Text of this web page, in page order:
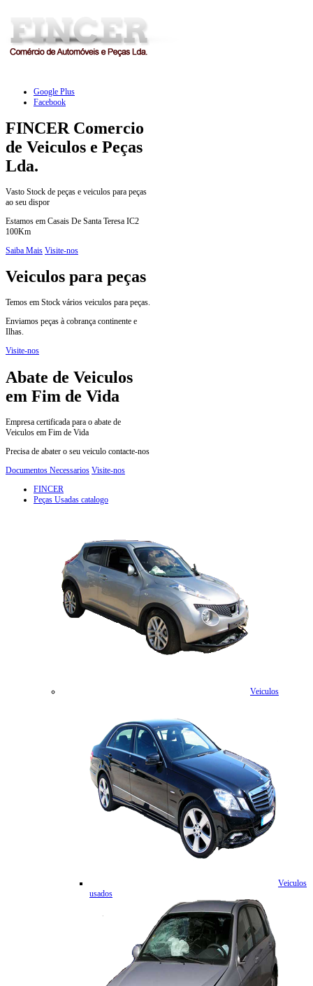
Google Plus
Facebook
FINCER Comercio
de Veiculos e Peças
Lda.
Vasto Stock de peças e veiculos para peças
ao seu dispor
Estamos em Casais De Santa Teresa IC2
100Km
Saiba Mais Visite-nos
Veiculos para peças
Temos em Stock vários veiculos para peças.
Enviamos peças à cobrança continente e
Ilhas.
Visite-nos
Abate de Veiculos
em Fim de Vida
Empresa certificada para o abate de
Veiculos em Fim de Vida
Precisa de abater o seu veiculo contacte-nos
Documentos Necessarios Visite-nos
FINCER
Peças Usadas catalogo
Veiculos
Veiculos
usados